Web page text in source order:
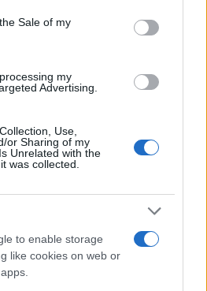
Sale of my
my
Advertising.
Use,
or Sharing of my
Unrelated with the
was collected.
to enable storage
like cookies on web or